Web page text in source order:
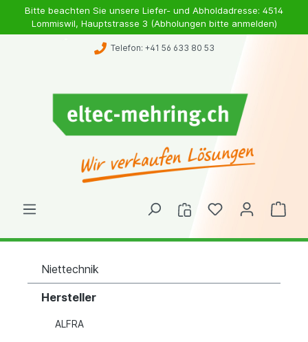
Bitte beachten Sie unsere Liefer- und Abholdadresse: 4514
Lommiswil, Hauptstrasse 3 (Abholungen bitte anmelden)
Telefon: +41 56 633 80 53
Niettechnik
Hersteller
ALFRA